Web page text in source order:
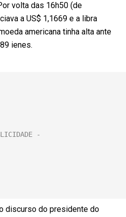
volta das 16h50 (de
a US$ 1,1669 e a libra
americana tinha alta ante
ienes.
discurso do presidente do